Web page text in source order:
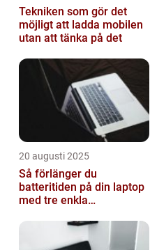
Tekniken som gör det
möjligt att ladda mobilen
utan att tänka på det
20 augusti 2025
Så förlänger du
batteritiden på din laptop
med tre enkla